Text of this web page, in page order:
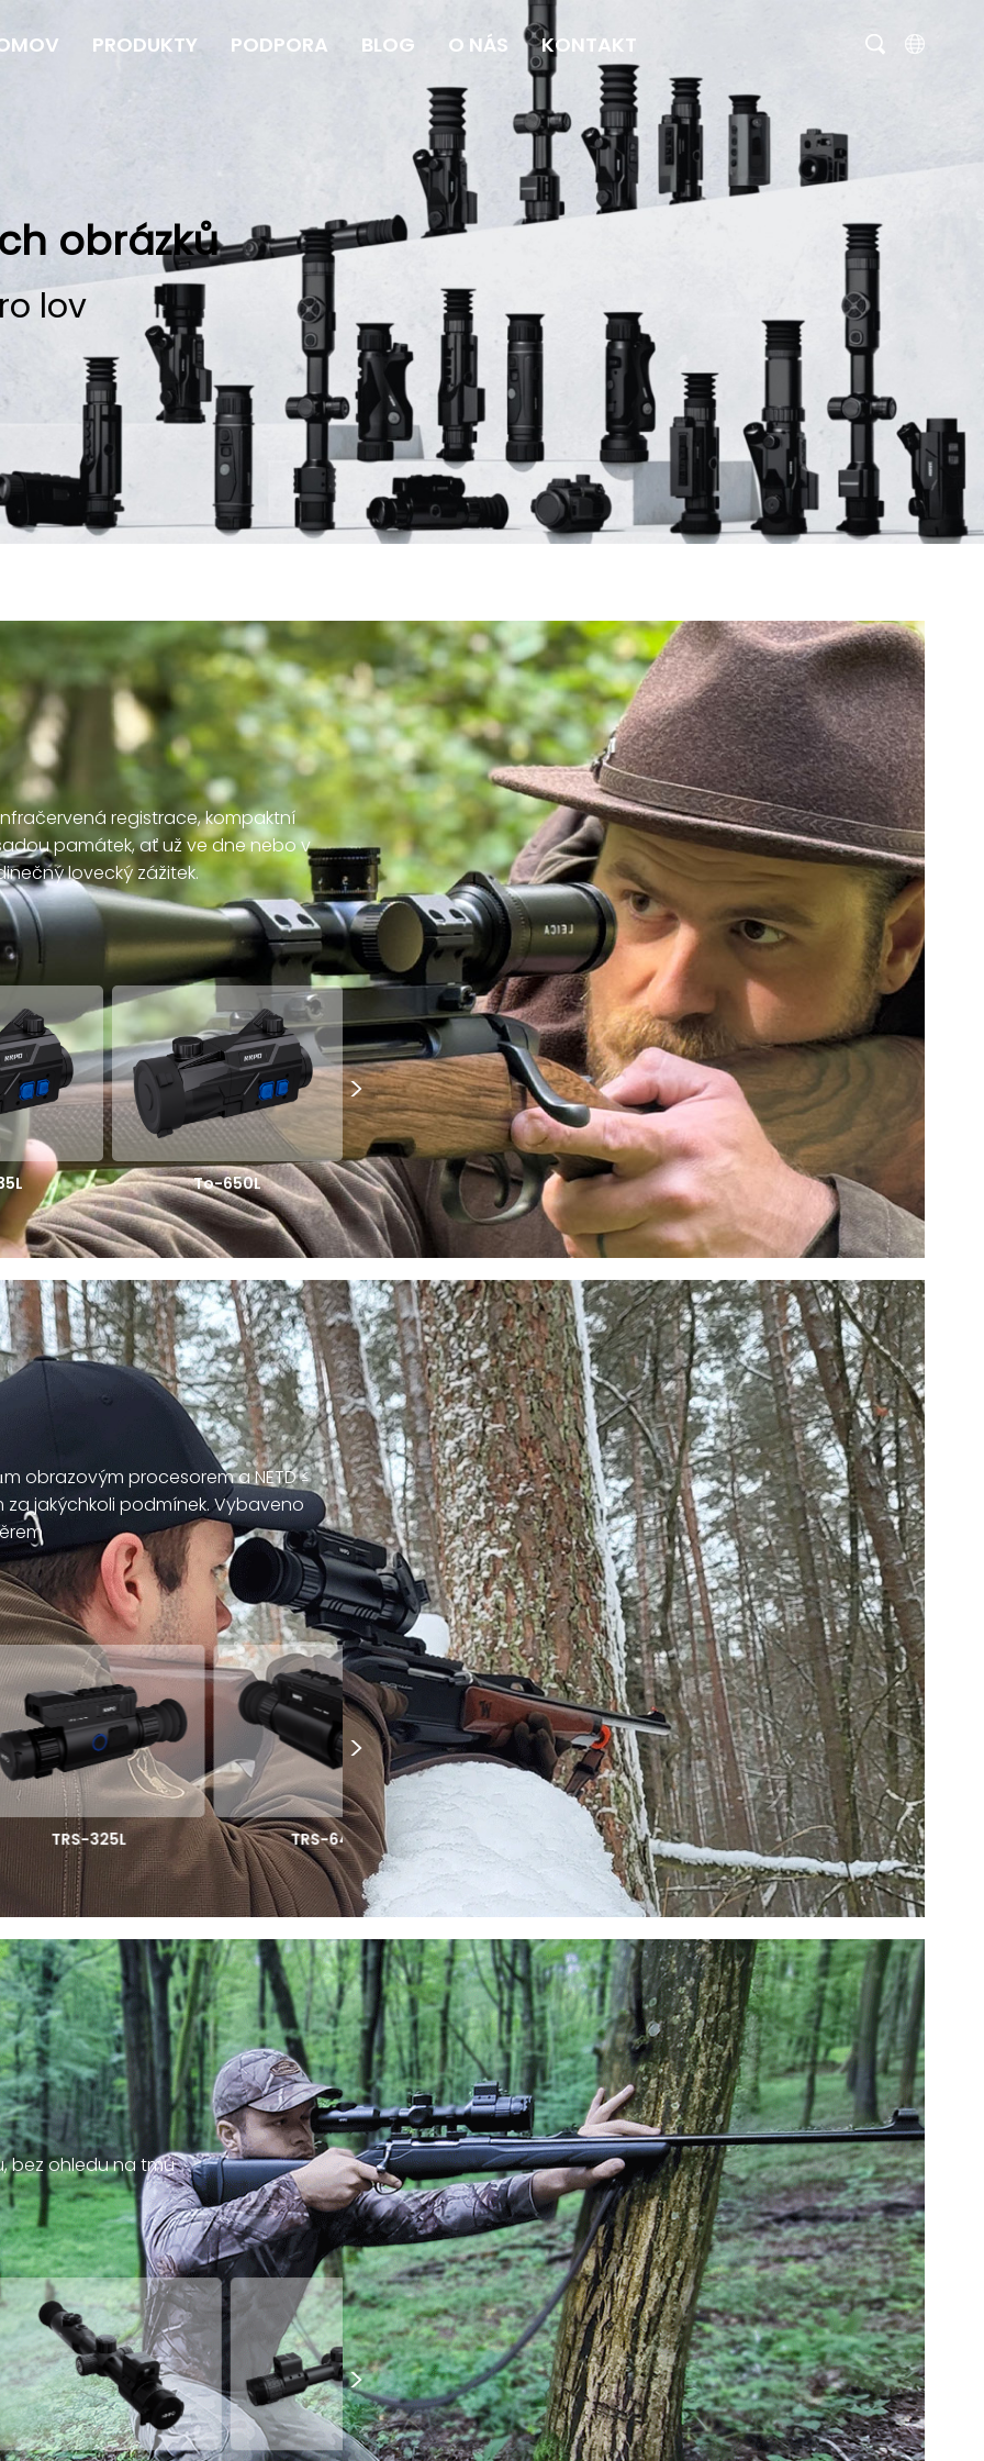
PRODUKTY PODPORA BLOG O NÁS KONTAKT
Français
Italiano
Brasil
Русский
slovenský
obrázků
lov
registrace, kompaktní
památek, ať už ve dne nebo v
lovecký zážitek.
To-650L
>
obrazovým procesorem a NETD ≤
za jakýchkoli podmínek. Vybaveno
TRS-645L
SP-345L SP-335L SP-225L
>
bez ohledu na tmu
>